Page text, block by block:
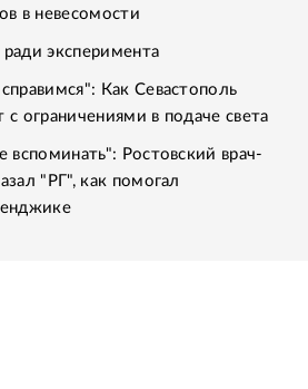
в невесомости
эксперимента
Как Севастополь
ограничениями в подаче света
вспоминать": Ростовский врач-
"РГ", как помогал